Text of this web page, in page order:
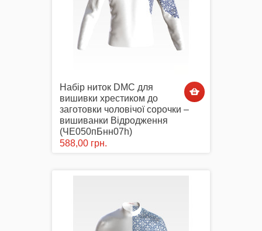
Маски захисні
Набір ниток DMC для
вишивки хрестиком до
заготовки чоловічої сорочки –
вишиванки Відродження
(ЧЕ050пБнн07h)
588,00 грн.